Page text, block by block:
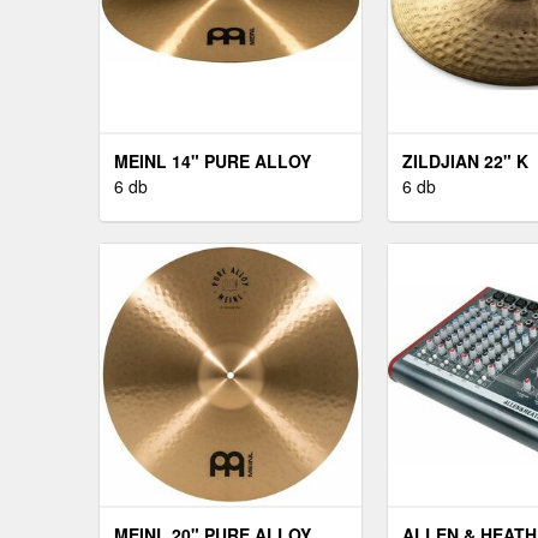
MEINL 14" PURE ALLOY
MEDIUM HIHAT
6 db
ZILDJIAN 22" K
6 db